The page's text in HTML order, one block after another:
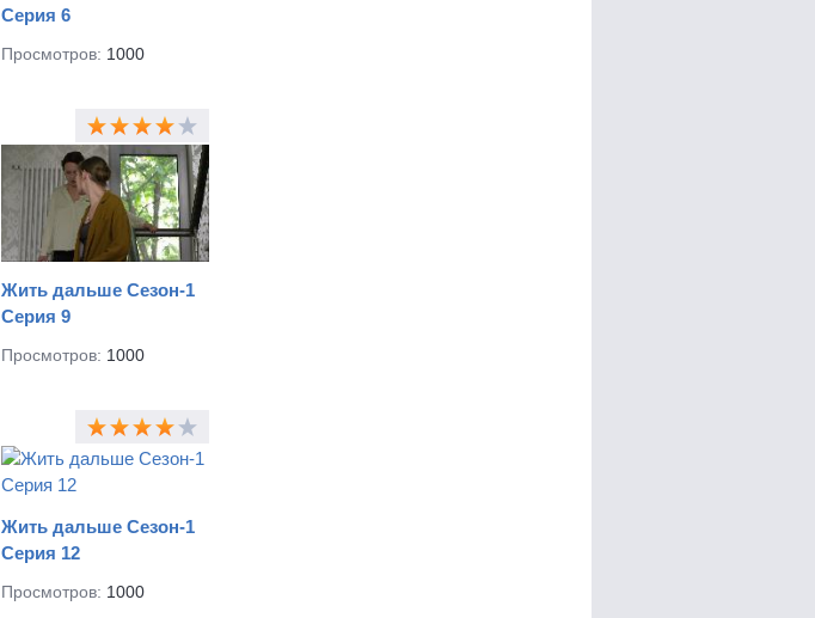
Серия 6
Просмотров: 1000
Жить дальше Сезон-1
Серия 9
Просмотров: 1000
Жить дальше Сезон-1
Серия 12
Просмотров: 1000